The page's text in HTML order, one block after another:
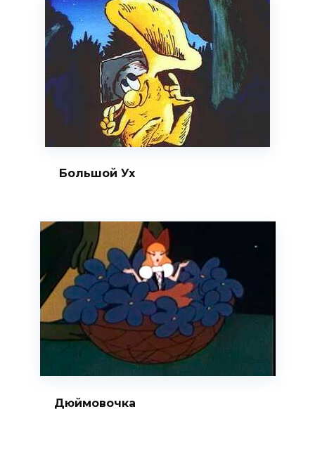
Большой Ух
Дюймовочка